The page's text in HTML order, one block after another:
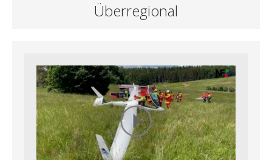
Überregional